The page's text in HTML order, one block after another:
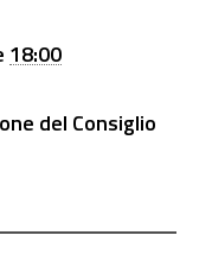
18:00
del Consiglio